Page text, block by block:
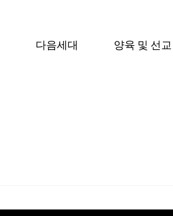
다음세대 양육 및 선교